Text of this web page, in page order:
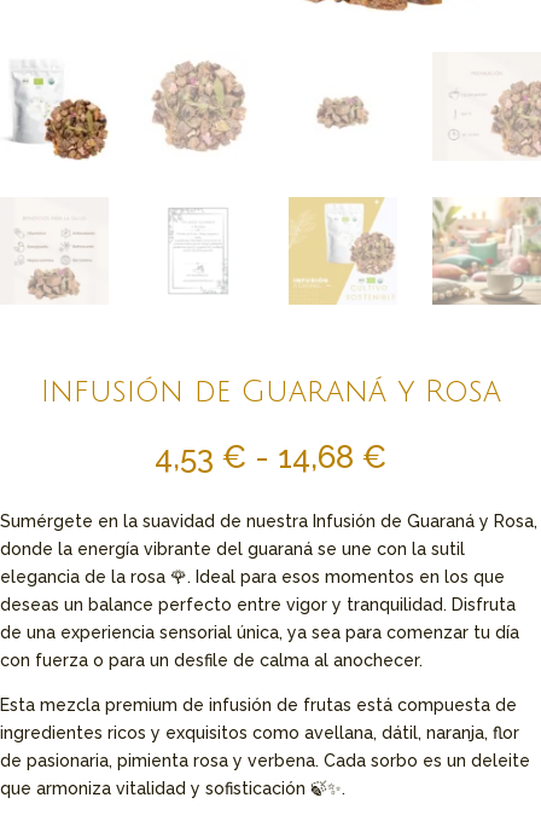
Infusión de Guaraná y Rosa
4,53 € - 14,68 €
precios:
desde
4,53 €
hasta
14,68 €
Sumérgete en la suavidad de nuestra Infusión de Guaraná y Rosa,
donde la energía vibrante del guaraná se une con la sutil
elegancia de la rosa 🌹. Ideal para esos momentos en los que
deseas un balance perfecto entre vigor y tranquilidad. Disfruta
de una experiencia sensorial única, ya sea para comenzar tu día
con fuerza o para un desfile de calma al anochecer.
Esta mezcla premium de infusión de frutas está compuesta de
ingredientes ricos y exquisitos como avellana, dátil, naranja, flor
de pasionaria, pimienta rosa y verbena. Cada sorbo es un deleite
que armoniza vitalidad y sofisticación 🍃✨.